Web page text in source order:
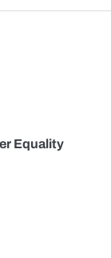
Equality